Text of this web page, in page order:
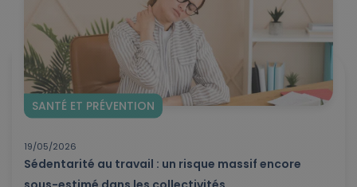
SANTÉ ET PRÉVENTION
19/05/2026
Sédentarité au travail : un risque massif encore